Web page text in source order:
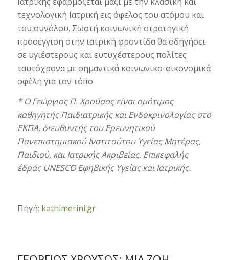
τεχνολογική Ιατρική εις όφελος του ατόμου και
του συνόλου. Σωστή κοινωνική στρατηγική
προσέγγιση στην ιατρική φροντίδα θα οδηγήσει
σε υγιέστερους και ευτυχέστερους πολίτες
ταυτόχρονα με σημαντικά κοινωνικο-οικονομικά
οφέλη για τον τόπο.
* Ο Γεώργιος Π. Χρούσος είναι ομότιμος
καθηγητής Παιδιατρικής και Ενδοκρινολογίας στο
ΕΚΠΑ, διευθυντής του Ερευνητικού
Πανεπιστημιακού Ινστιτούτου Υγείας Μητέρας,
Παιδιού, και Ιατρικής Ακριβείας. Επικεφαλής
έδρας UNESCO Εφηβικής Υγείας και Ιατρικής.
Πηγή: kathimerini.gr